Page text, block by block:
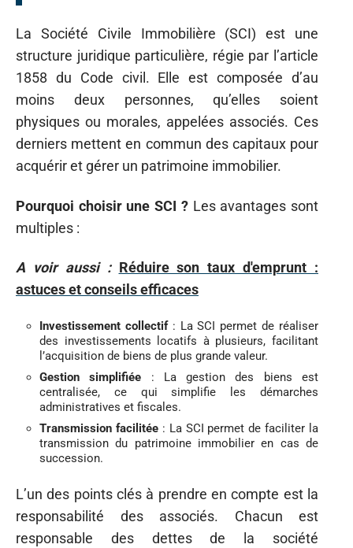
La Société Civile Immobilière (SCI) est une
structure juridique particulière, régie par l’article
1858 du Code civil. Elle est composée d’au
moins deux personnes, qu’elles soient
physiques ou morales, appelées associés. Ces
derniers mettent en commun des capitaux pour
acquérir et gérer un patrimoine immobilier.
Pourquoi choisir une SCI ?Les avantages sont
multiples :
A voir aussi : Réduire son taux d'emprunt :
astuces et conseils efficaces
Investissement collectif: La SCI permet de réaliser
des investissements locatifs à plusieurs, facilitant
l’acquisition de biens de plus grande valeur.
Gestion simplifiée : La gestion des biens est
centralisée, ce qui simplifie les démarches
administratives et fiscales.
Transmission facilitée: La SCI permet de faciliter la
transmission du patrimoine immobilier en cas de
succession.
L’un des points clés à prendre en compte est la
responsabilité des associés. Chacun est
responsable des dettes de la société